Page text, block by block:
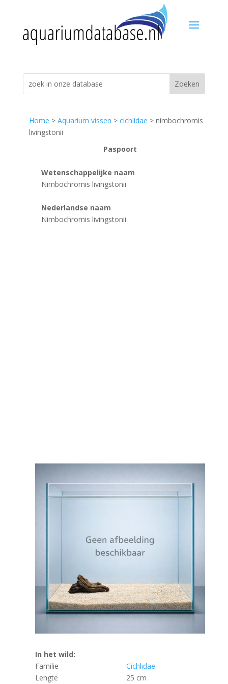
Home > Aquarium vissen > cichlidae > nimbochromis
livingstonii
Paspoort
Wetenschappelijke naam
Nimbochromis livingstonii
Nederlandse naam
Nimbochromis livingstonii
In het wild:
Familie
Cichlidae
Lengte
25 cm